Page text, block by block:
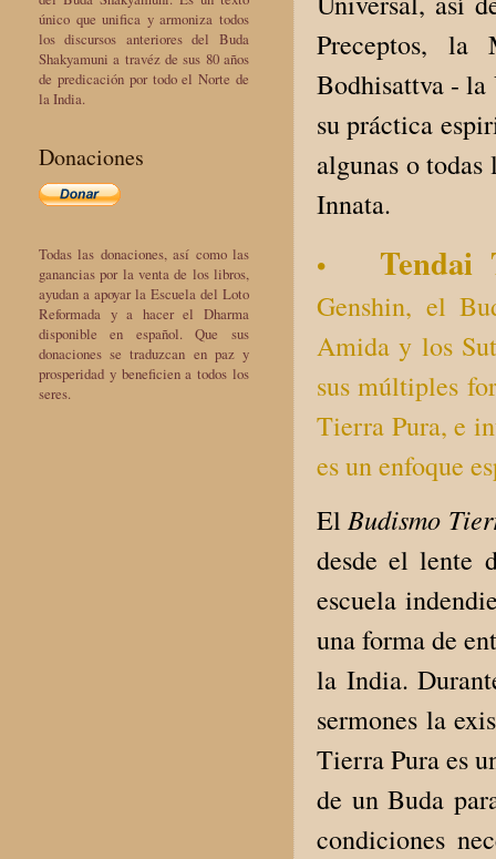
Preceptos, la
Bodhisattva - la
su práctica
algunas o
Innata.
•
Tendai
Genshin, el
Amida y los
sus múltiples
Tierra Pura, e
es un enfoque
ElBudismo
desde el lente
escuela
una forma de
la India.
sermones la
Tierra Pura es
de un Buda
condiciones
único que unifica y armoniza todos
los discursos anteriores del Buda
Shakyamuni a travéz de sus 80 años
de predicación por todo el Norte de
la India.
Donaciones
Todas las donaciones, así como las
ganancias por la venta de los libros,
ayudan a apoyar la Escuela del Loto
Reformada y a hacer el Dharma
disponible en español. Que sus
donaciones se traduzcan en paz y
prosperidad y beneficien a todos los
seres.